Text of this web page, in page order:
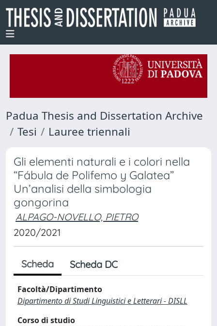
Padua Thesis and Dissertation Archive
Tesi
Lauree triennali
Gli elementi naturali e i colori nella
“Fábula de Polifemo y Galatea”
Un’analisi della simbologia
gongorina
ALPAGO-NOVELLO, PIETRO
2020/2021
Scheda Scheda DC
Facoltà/Dipartimento
Dipartimento di Studi Linguistici e Letterari - DISLL
Corso di studio